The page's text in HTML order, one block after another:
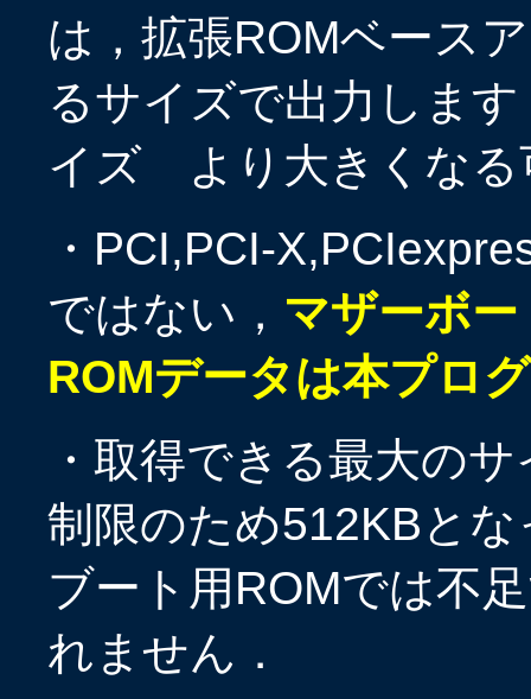
は，拡張ROMベース
るサイズで出力しま
イズ より大きくなる
・PCI,PCI-
ではない， マザーボ
ROMデータは本プロ
・取得できる最大の
制限のため512KBと
ブート用ROMでは不
れません．